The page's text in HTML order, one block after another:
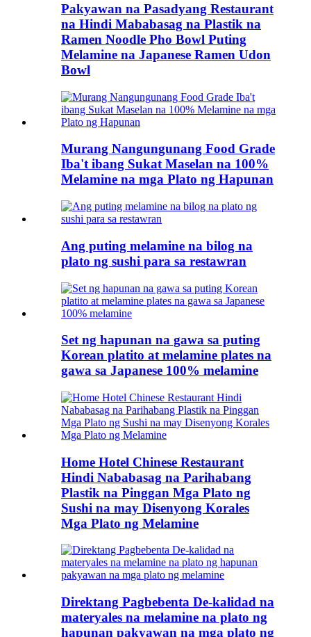
Pakyawan na Pasadyang Restaurant
na Hindi Mababasag na Plastik na
Ramen Noodle Pho Bowl Puting
Melamine na Japanese Ramen Udon
Bowl
Murang Nangungunang Food Grade
Iba't ibang Sukat Maselan na 100%
Melamine na mga Plato ng Hapunan
Ang puting melamine na bilog na
plato ng sushi para sa restawran
Set ng hapunan na gawa sa puting
Korean platito at melamine plates na
gawa sa Japanese 100% melamine
Home Hotel Chinese Restaurant
Hindi Nababasag na Parihabang
Plastik na Pinggan Mga Plato ng
Sushi na may Disenyong Korales
Mga Plato ng Melamine
Direktang Pagbebenta De-kalidad na
materyales na melamine na plato ng
hapunan pakyawan na mga plato ng